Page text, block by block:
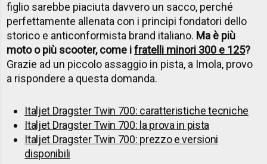
figlio sarebbe piaciuta davvero un sacco, perché
perfettamente allenata con i principi fondatori dello
storico e anticonformista brand italiano. Ma è più
moto o più scooter, come ifratelli minori 300 e 125?
Grazie ad un piccolo assaggio in pista, a Imola, provo
a rispondere a questa domanda.
Italjet Dragster Twin 700: caratteristiche tecniche
Italjet Dragster Twin 700: la prova in pista
Italjet Dragster Twin 700: prezzo e versioni
disponibili